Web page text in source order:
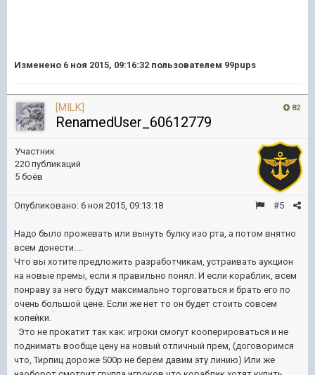
Изменено 6 ноя 2015, 09:16:32 пользователем 99pups
82
[MILK]
RenamedUser_60612779
Участник
220 публикаций
5 боёв
#5
Опубликовано: 6 ноя 2015, 09:13:18
Надо было прожевать или вынуть булку изо рта, а потом внятно
всем донести....
Что вы хотите предложить разработчикам, устраивать аукцион
на новые премы, если я правильно понял. И если кораблик, всем
понраву за него будут максимально торговаться и брать его по
очень большой цене. Если же нет то он будет стоить совсем
копейки.
Это не прокатит так как: игроки смогут кооперироваться и не
поднимать вообще цену на новый отличный прем, (договоримся
что, Тирпиц дороже 500р не берем давим эту линию) Или же